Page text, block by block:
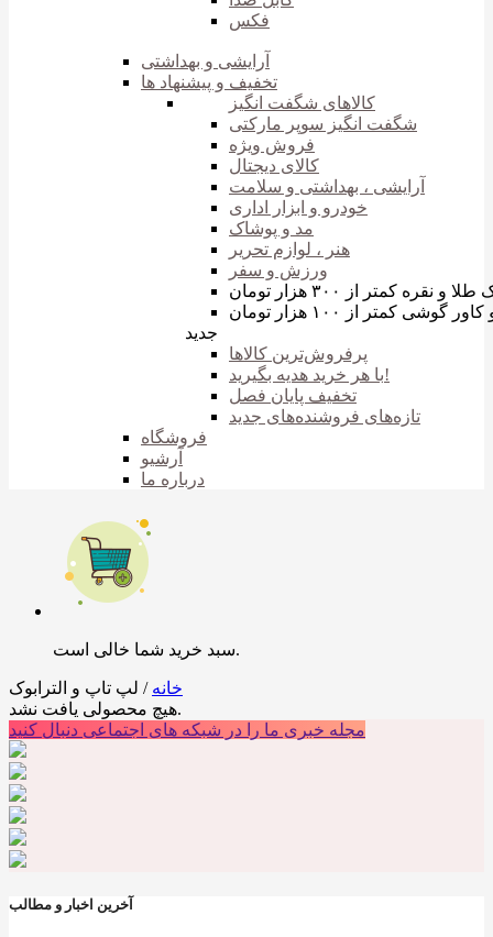
فکس
آرایشی و بهداشتی
تخفیف و پیشنهاد ها
کالاهای شگفت انگیز
شگفت انگیز سوپر مارکتی
فروش ویژه
کالای دیجتال
آرایشی ، بهداشتی و سلامت
خودرو و ابزار اداری
مد و پوشاک
هنر ، لوازم تحریر
ورزش و سفر
کمتر از ۳۰۰ هزار تومان
گوشی کمتر از ۱۰۰ هزار تومان
جدید
پرفروش‌ترین‌ کالاها
با هر خرید هدیه بگیرید!
تخفیف پایان فصل
تازه‌های فروشنده‌های جدید
فروشگاه
آرشیو
درباره ما
سبد خرید شما خالی است.
خانه / لپ تاپ و الترابوک
هیچ محصولی یافت نشد.
مجله خبری ما را در شبکه های اجتماعی دنبال کنید
آخرین اخبار و مطالب